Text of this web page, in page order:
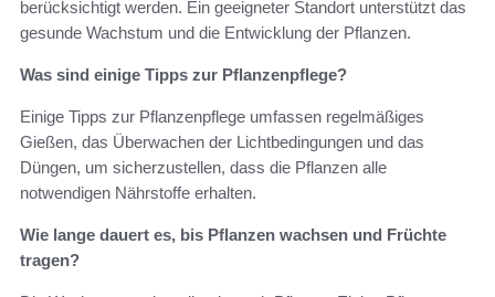
berücksichtigt werden. Ein geeigneter Standort unterstützt das
gesunde Wachstum und die Entwicklung der Pflanzen.
Was sind einige Tipps zur Pflanzenpflege?
Einige Tipps zur Pflanzenpflege umfassen regelmäßiges
Gießen, das Überwachen der Lichtbedingungen und das
Düngen, um sicherzustellen, dass die Pflanzen alle
notwendigen Nährstoffe erhalten.
Wie lange dauert es, bis Pflanzen wachsen und Früchte
tragen?